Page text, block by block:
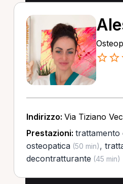
Indirizzo: Via Tiziano
Prestazioni: trattamento
osteopatica(50 min),
decontratturante (45 min)